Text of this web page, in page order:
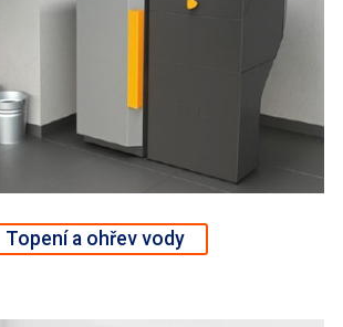
Topení a ohřev vody